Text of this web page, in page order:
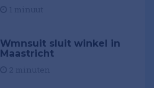
Wmnsuit sluit winkel in
Maastricht